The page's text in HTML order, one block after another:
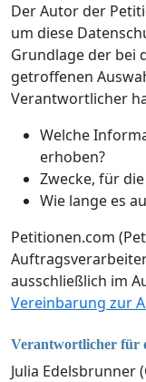
Der Autor der
um diese
Grundlage der bei
getroffenen
Verantwortlicher
Welche
erhoben?
Zwecke, für
Wie lange es
Petitionen.com
ausschließlich im
Vereinbarung zur
Verantwortlicher für
Julia Edelsbrunner